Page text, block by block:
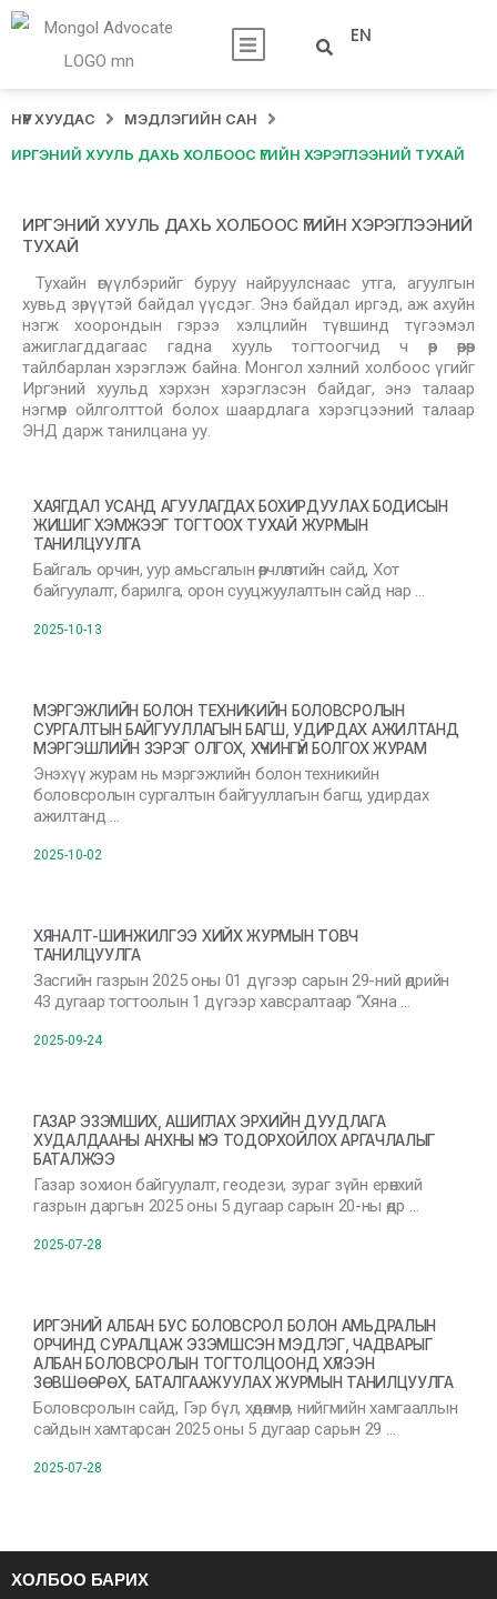
EN
НҮҮР ХУУДАС МЭДЛЭГИЙН САН
ИРГЭНИЙ ХУУЛЬ ДАХЬ ХОЛБООС ҮГИЙН ХЭРЭГЛЭЭНИЙ ТУХАЙ
ИРГЭНИЙ ХУУЛЬ ДАХЬ ХОЛБООС ҮГИЙН ХЭРЭГЛЭЭНИЙ
ТУХАЙ
Тухайн өгүүлбэрийг буруу найруулснаас утга, агуулгын
хувьд зөрүүтэй байдал үүсдэг. Энэ байдал иргэд, аж ахуйн
нэгж хоорондын гэрээ хэлцлийн түвшинд түгээмэл
ажиглагддагаас гадна хууль тогтоогчид ч өөр өөрөөр
тайлбарлан хэрэглэж байна. Монгол хэлний холбоос үгийг
Иргэний хуульд хэрхэн хэрэглэсэн байдаг, энэ талаар
нэгмөр ойлголттой болох шаардлага хэрэгцээний талаар
ЭНД дарж танилцана уу.
ХАЯГДАЛ УСАНД АГУУЛАГДАХ БОХИРДУУЛАХ БОДИСЫН
ЖИШИГ ХЭМЖЭЭГ ТОГТООХ ТУХАЙ ЖУРМЫН
ТАНИЛЦУУЛГА
Байгаль орчин, уур амьсгалын өөрчлөлтийн сайд, Хот
байгуулалт, барилга, орон сууцжуулалтын сайд нар …
2025-10-13
МЭРГЭЖЛИЙН БОЛОН ТЕХНИКИЙН БОЛОВСРОЛЫН
СУРГАЛТЫН БАЙГУУЛЛАГЫН БАГШ, УДИРДАХ АЖИЛТАНД
МЭРГЭШЛИЙН ЗЭРЭГ ОЛГОХ, ХҮЧИНГҮЙ БОЛГОХ ЖУРАМ
Энэхүү журам нь мэргэжлийн болон техникийн
боловсролын сургалтын байгууллагын багш, удирдах
ажилтанд …
2025-10-02
ХЯНАЛТ-ШИНЖИЛГЭЭ ХИЙХ ЖУРМЫН ТОВЧ
ТАНИЛЦУУЛГА
Засгийн газрын 2025 оны 01 дүгээр сарын 29-ний өдрийн
43 дугаар тогтоолын 1 дүгээр хавсралтаар “Хяна …
2025-09-24
ГАЗАР ЭЗЭМШИХ, АШИГЛАХ ЭРХИЙН ДУУДЛАГА
ХУДАЛДААНЫ АНХНЫ ҮНЭ ТОДОРХОЙЛОХ АРГАЧЛАЛЫГ
БАТАЛЖЭЭ
Газар зохион байгуулалт, геодези, зураг зүйн ерөнхий
газрын даргын 2025 оны 5 дугаар сарын 20-ны өдр …
2025-07-28
ИРГЭНИЙ АЛБАН БУС БОЛОВСРОЛ БОЛОН АМЬДРАЛЫН
ОРЧИНД СУРАЛЦАЖ ЭЗЭМШСЭН МЭДЛЭГ, ЧАДВАРЫГ
АЛБАН БОЛОВСРОЛЫН ТОГТОЛЦООНД ХҮЛЭЭН
ЗӨВШӨӨРӨХ, БАТАЛГААЖУУЛАХ ЖУРМЫН ТАНИЛЦУУЛГА
Боловсролын сайд, Гэр бүл, хөдөлмөр, нийгмийн хамгааллын
сайдын хамтарсан 2025 оны 5 дугаар сарын 29 …
2025-07-28
ХОЛБОО БАРИХ